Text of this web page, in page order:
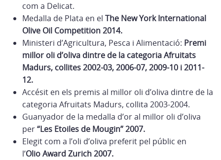
com a Delicat.
Medalla de Plata en el The New York International
Olive Oil Competition 2014.
Ministeri d’Agricultura, Pesca i Alimentació: Premi
millor oli d’oliva dintre de la categoria Afruitats
Madurs, collites 2002-03, 2006-07, 2009-10 i 2011-
12.
Accésit en els premis al millor oli d’oliva dintre de la
categoria Afruitats Madurs, collita 2003-2004.
Guanyador de la medalla d’or al millor oli d’oliva
per“Les Etoiles de Mougin” 2007.
Elegit com a l’oli d’oliva preferit pel públic en
l’Olio Award Zurich 2007.